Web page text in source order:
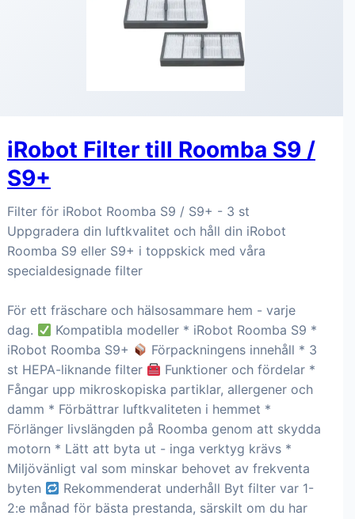
iRobot Filter till Roomba S9 /
S9+
Filter för iRobot Roomba S9 / S9+ - 3 st
Uppgradera din luftkvalitet och håll din iRobot
Roomba S9 eller S9+ i toppskick med våra
specialdesignade filter
För ett fräschare och hälsosammare hem - varje
dag.
Kompatibla modeller * iRobot Roomba S9 *
iRobot Roomba S9+
Förpackningens innehåll * 3
st HEPA-liknande filter
Funktioner och fördelar *
Fångar upp mikroskopiska partiklar, allergener och
damm * Förbättrar luftkvaliteten i hemmet *
Förlänger livslängden på Roomba genom att skydda
motorn * Lätt att byta ut - inga verktyg krävs *
Miljövänligt val som minskar behovet av frekventa
byten
Rekommenderat underhåll Byt filter var 1-
2:e månad för bästa prestanda, särskilt om du har